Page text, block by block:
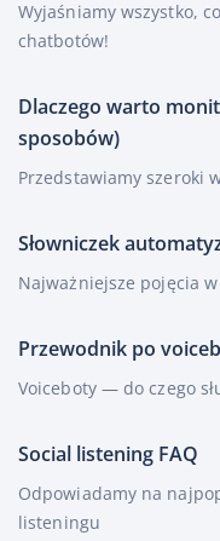
Wyjaśniamy wszystko,
chatbotów!
Dlaczego warto
sposobów)
Przedstawiamy szeroki
Słowniczek
Najważniejsze pojęcia
Przewodnik po
Voiceboty — do czego
Social listening FAQ
Odpowiadamy na
listeningu